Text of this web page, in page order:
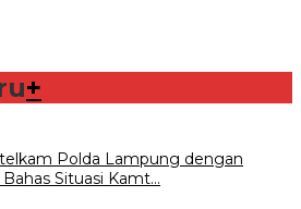
+
Polda Lampung dengan
Situasi Kamt…